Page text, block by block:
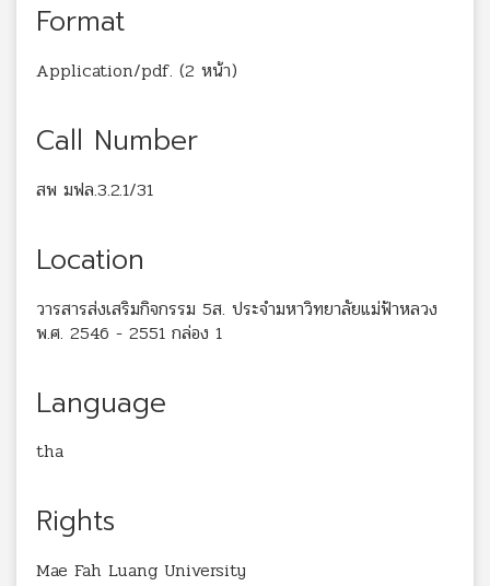
Format
Application/pdf. (2 หน้า)
Call Number
สพ มฟล.3.2.1/31
Location
วารสารส่งเสริมกิจกรรม 5ส. ประจำมหาวิทยาลัยแม่ฟ้าหลวง
พ.ศ. 2546 - 2551 กล่อง 1
Language
tha
Rights
Mae Fah Luang University